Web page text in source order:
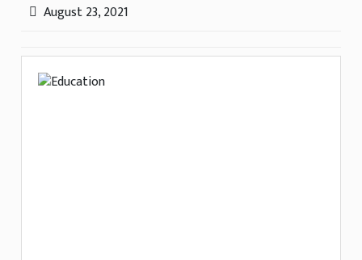
August 23, 2021